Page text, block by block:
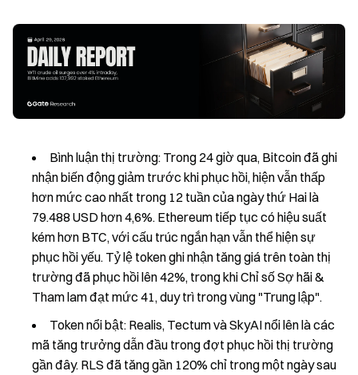
Bình luận thị trường: Trong 24 giờ qua, Bitcoin đã ghi
nhận biến động giảm trước khi phục hồi, hiện vẫn thấp
hơn mức cao nhất trong 12 tuần của ngày thứ Hai là
79.488 USD hơn 4,6%. Ethereum tiếp tục có hiệu suất
kém hơn BTC, với cấu trúc ngắn hạn vẫn thể hiện sự
phục hồi yếu. Tỷ lệ token ghi nhận tăng giá trên toàn thị
trường đã phục hồi lên 42%, trong khi Chỉ số Sợ hãi &
Tham lam đạt mức 41, duy trì trong vùng "Trung lập".
Token nổi bật: Realis, Tectum và SkyAI nổi lên là các
mã tăng trưởng dẫn đầu trong đợt phục hồi thị trường
gần đây. RLS đã tăng gần 120% chỉ trong một ngày sau